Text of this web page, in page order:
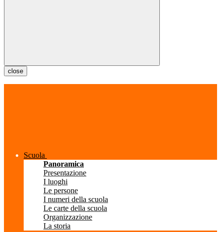
close
Scuola
Panoramica
Presentazione
I luoghi
Le persone
I numeri della scuola
Le carte della scuola
Organizzazione
La storia